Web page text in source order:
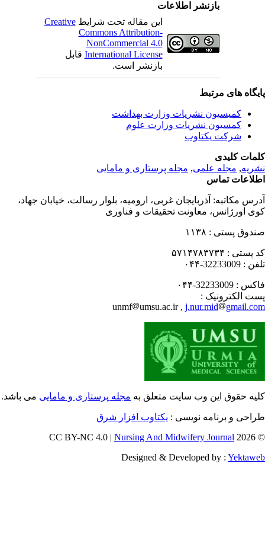
بازنشر اطلاعات
این مقاله تحت شرایطCreative
Commons Attribution-
NonCommercial 4.0
International Licenseقابل
بازنشر است.
های مرتبط
کمیسیون نشریات وزارت بهداشت
کمسیون نشریات وزارت علوم
شرکت یکتاوب
کلیدی
,مجله علمی, مجله پرستاری و مامایی
تماس
مکاتبه:آذربایجان غربی، ارومیه، بلوار رسالت، خیابان جهاد،
اورژانس، معاونت تحقیقات و فناوری
پستی : ۱۱۳۸
پستی : ۵۷۱۴۷۸۳۷۳۴
: 32233009-۰۴۴
: 32233009-۰۴۴
الکترونیک :
unmf
umsu.ac.ir ,j.nur.mid
حقوق این وب سایت متعلق بهمجله پرستاری و ماماییمی باشد.
و برنامه نویسی : یکتاوب افزار شرق
©
Nursing And Midwifery Journal
Designed & Developed by :